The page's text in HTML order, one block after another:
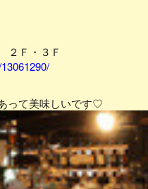
２Ｆ・３Ｆ
って美味しいです♡